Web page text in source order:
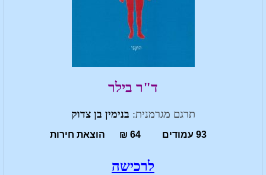
ד"ר בילר
תרגם מגרמנית: בנימין בן צדוק
93 עמודים 64 ₪ הוצאת חירות
לרכישה